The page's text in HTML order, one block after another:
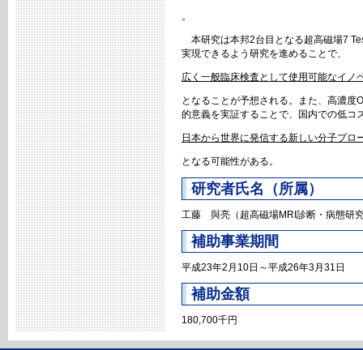
。
本研究は本邦2台目となる超高磁場7
実現できるよう研究を進めることで、
広く一般臨床検査として使用可能なイノ
となることが予想される。また、高濃
的意義を実証することで、国内での低コ
日本から世界に発信する新しい分子プロ
となる可能性がある。
研究者氏名（所属）
工藤 與亮（超高磁場MRI診断・病態研
補助事業期間
平成23年2月10日～平成26年3月31日
補助金額
180,700千円